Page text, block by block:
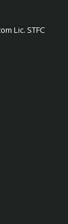
Lic. STFC